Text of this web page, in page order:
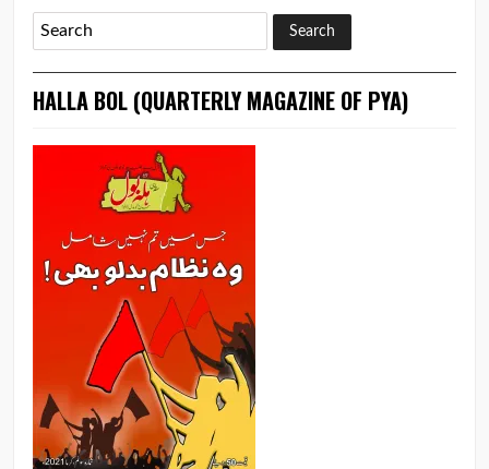
HALLA BOL (QUARTERLY MAGAZINE OF PYA)